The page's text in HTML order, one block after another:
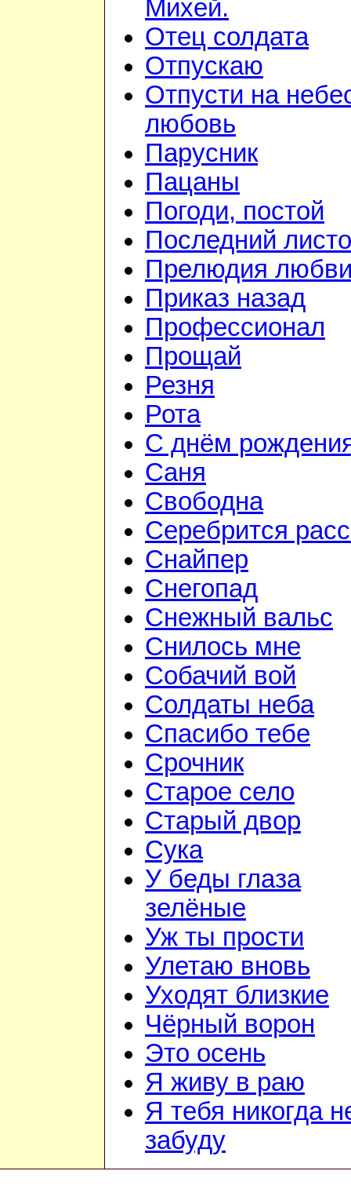
Михей.
Отец солдата
Отпускаю
Отпусти на
любовь
Парусник
Пацаны
Погоди, постой
Последний
Прелюдия
Приказ назад
Профессионал
Прощай
Резня
Рота
С днём
Саня
Свободна
Серебрится
Снайпер
Снегопад
Снежный вальс
Снилось мне
Собачий вой
Солдаты неба
Спасибо тебе
Срочник
Старое село
Старый двор
Сука
У беды глаза
зелёные
Уж ты прости
Улетаю вновь
Уходят близкие
Чёрный ворон
Это осень
Я живу в раю
Я тебя никогда
забуду